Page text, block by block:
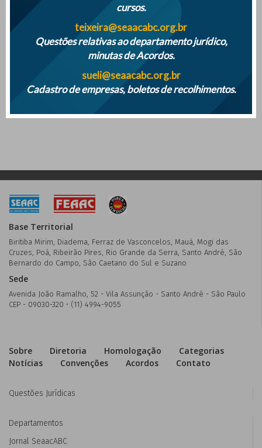
cursos.
teixeira@seaacabc.org.br
Questões relativas ao departamento jurídico,
minutas de Acordos.
sueli@seaacabc.org.br
Cadastro de empresas, boletos de recolhimentos.
Base Territorial
Biritiba Mirim, Diadema, Ferraz de Vasconcelos, Mauá, Mogi das
Cruzes, Poá, Ribeirão Pires, Rio Grande da Serra, Santo André, São
Bernardo do Campo, São Caetano do Sul e Suzano
Sede
Avenida João Ramalho, 52 - Vila Assunção - Santo André - São Paulo
CEP - 09030-320 • (11) 4994-9055
Sobre Diretoria Homologação
Categorias
Notícias
Convenções Acordos Contato
Questões Jurídicas
Departamentos
Jornal SeaacABC